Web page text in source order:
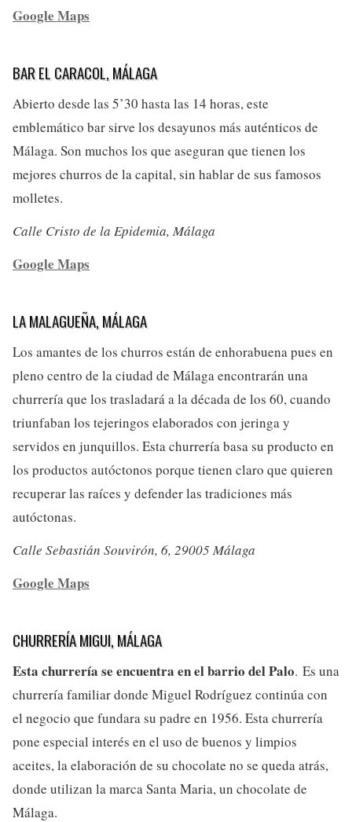
Google Maps
BAR EL CARACOL, MÁLAGA
Abierto desde las 5’30 hasta las 14 horas, este
emblemático bar sirve los desayunos más auténticos de
Málaga. Son muchos los que aseguran que tienen los
mejores churros de la capital, sin hablar de sus famosos
molletes.
Calle Cristo de la Epidemia, Málaga
Google Maps
LA MALAGUEÑA, MÁLAGA
Los amantes de los churros están de enhorabuena pues en
pleno centro de la ciudad de Málaga encontrarán una
churrería que los trasladará a la década de los 60, cuando
triunfaban los tejeringos elaborados con jeringa y
servidos en junquillos. Esta churrería basa su producto en
los productos autóctonos porque tienen claro que quieren
recuperar las raíces y defender las tradiciones más
autóctonas.
Calle Sebastián Souvirón, 6, 29005 Málaga
Google Maps
CHURRERÍA MIGUI, MÁLAGA
Esta churrería se encuentra en el barrio del Palo. Es una
churrería familiar donde Miguel Rodríguez continúa con
el negocio que fundara su padre en 1956. Esta churrería
pone especial interés en el uso de buenos y limpios
aceites, la elaboración de su chocolate no se queda atrás,
donde utilizan la marca Santa Maria, un chocolate de
Málaga.